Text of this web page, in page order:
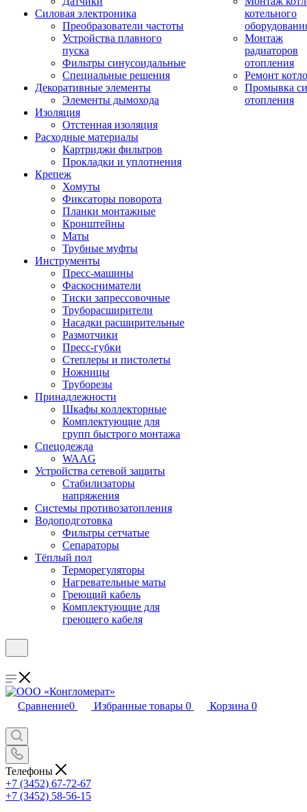
Силовая электроника
Преобразователи частоты
Устройства плавного
пуска
Фильтры синусоидальные
Специальные решения
Декоративные элементы
Элементы дымохода
Изоляция
Отстенная изоляция
Расходные материалы
Картриджи фильтров
Прокладки и уплотнения
Крепеж
Хомуты
Фиксаторы поворота
Планки монтажные
Кронштейны
Маты
Трубные муфты
Инструменты
Пресс-машины
Фаскосниматели
Тиски запрессовочные
Труборасширители
Насадки расширительные
Размотчики
Пресс-губки
Степлеры и пистолеты
Ножницы
Труборезы
Принадлежности
Шкафы коллекторные
Комплектующие для
групп быстрого монтажа
Спецодежда
WAAG
Устройства сетевой защиты
Стабилизаторы
напряжения
Системы противозатопления
Водоподготовка
Фильтры сетчатые
Сепараторы
Тёплый пол
Терморегуляторы
Нагревательные маты
Греющий кабель
Комплектующие для
греющего кабеля
котельного
Монтаж
радиаторов
отопления
Ремонт
Промывка
отопления
Сравнение0 Избранные товары 0 Корзина 0
Телефоны
+7 (3452) 67-72-67
+7 (3452) 58-56-15